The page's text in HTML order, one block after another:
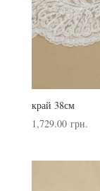
край 38см
1,729.00 грн.